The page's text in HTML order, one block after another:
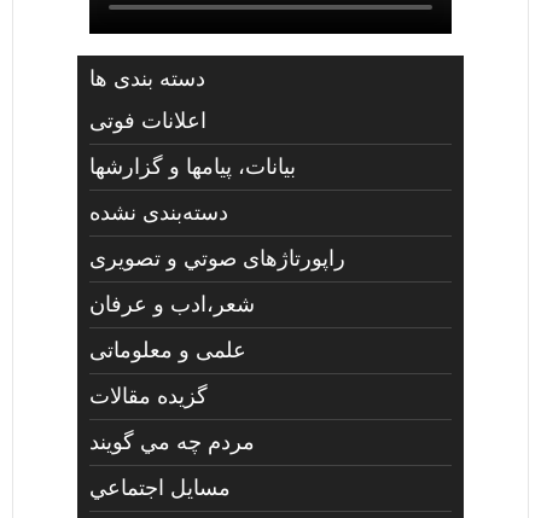
دسته بندی ها
اعلانات فوتی
بیانات، پیامها و گزارشها
دسته‌بندی نشده
راپورتاژهای صوتي و تصويری
شعر،ادب و عرفان
علمی و معلوماتی
گزیده مقالات
مردم چه مي گويند
مسايل اجتماعي